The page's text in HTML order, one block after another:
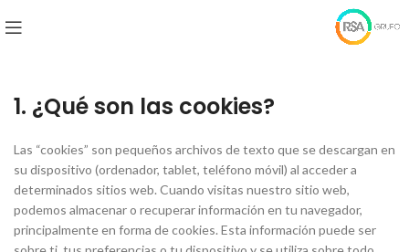
1. ¿Qué son las cookies?
Las “cookies” son pequeños archivos de texto que se descargan en
su dispositivo (ordenador, tablet, teléfono móvil) al acceder a
determinados sitios web. Cuando visitas nuestro sitio web,
podemos almacenar o recuperar información en tu navegador,
principalmente en forma de cookies. Esta información puede ser